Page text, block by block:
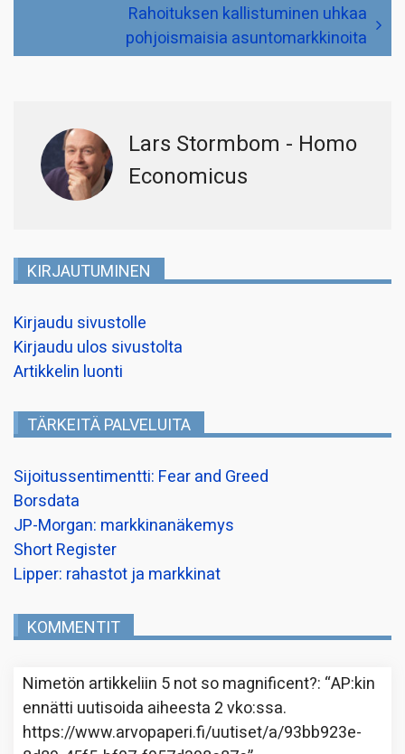
Rahoituksen kallistuminen uhkaa
pohjoismaisia asuntomarkkinoita
Lars Stormbom - Homo
Economicus
KIRJAUTUMINEN
Kirjaudu sivustolle
Kirjaudu ulos sivustolta
Artikkelin luonti
TÄRKEITÄ PALVELUITA
Sijoitussentimentti: Fear and Greed
Borsdata
JP-Morgan: markkinanäkemys
Short Register
Lipper: rahastot ja markkinat
KOMMENTIT
Nimetön artikkeliin 5 not so magnificent?: “AP:kin
ennätti uutisoida aiheesta 2 vko:ssa.
https://www.arvopaperi.fi/uutiset/a/93bb923e-